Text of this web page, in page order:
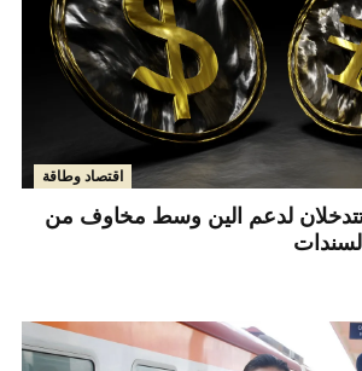
اقتصاد وطاقة
لدعم الين وسط مخاوف من